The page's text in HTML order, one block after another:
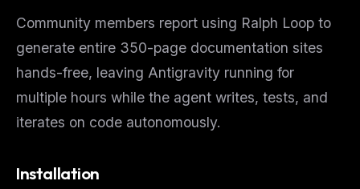
Community members report using Ralph Loop to
generate entire 350-page documentation sites
hands-free, leaving Antigravity running for
multiple hours while the agent writes, tests, and
iterates on code autonomously.
Installation